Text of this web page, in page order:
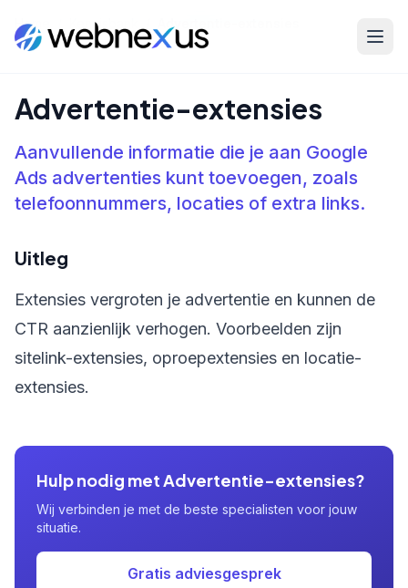
Home Kennisbank Advertentie-extensies
Advertentie-extensies
Aanvullende informatie die je aan Google
Ads advertenties kunt toevoegen, zoals
telefoonnummers, locaties of extra links.
Uitleg
Extensies vergroten je advertentie en kunnen de
CTR aanzienlijk verhogen. Voorbeelden zijn
sitelink-extensies, oproepextensies en locatie-
extensies.
Hulp nodig met Advertentie-extensies?
Wij verbinden je met de beste specialisten voor jouw
situatie.
Gratis adviesgesprek